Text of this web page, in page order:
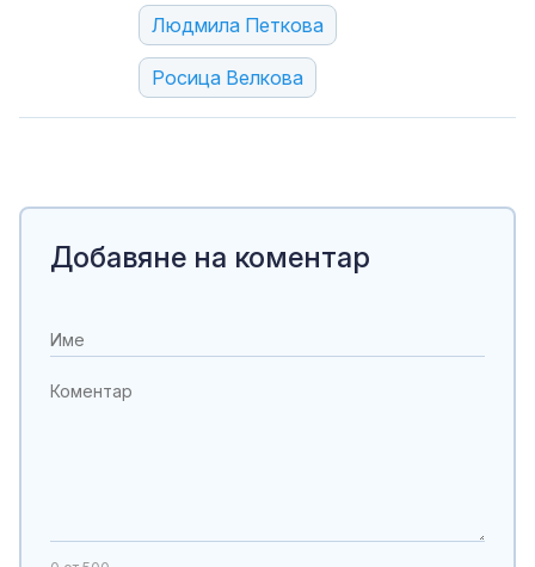
Людмила Петкова
Росица Велкова
Добавяне на коментар